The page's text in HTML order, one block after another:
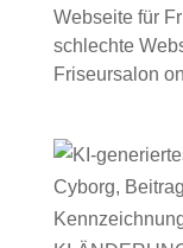
Webseite für
schlechte
Friseursalon